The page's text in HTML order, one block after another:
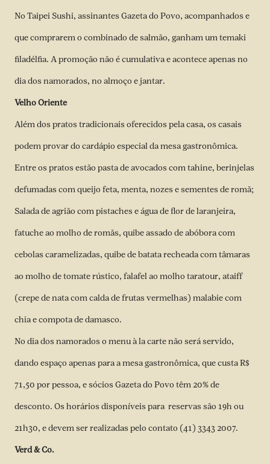
No Taipei Sushi, assinantes Gazeta do Povo, acompanhados e
que comprarem o combinado de salmão, ganham um temaki
filadélfia. A promoção não é cumulativa e acontece apenas no
dia dos namorados, no almoço e jantar.
Velho Oriente
Além dos pratos tradicionais oferecidos pela casa, os casais
podem provar do cardápio especial da mesa gastronômica.
Entre os pratos estão pasta de avocados com tahine, berinjelas
defumadas com queijo feta, menta, nozes e sementes de romã;
Salada de agrião com pistaches e água de flor de laranjeira,
fatuche ao molho de romãs, quibe assado de abóbora com
cebolas caramelizadas, quibe de batata recheada com tâmaras
ao molho de tomate rústico, falafel ao molho taratour, ataiff
(crepe de nata com calda de frutas vermelhas) malabie com
chia e compota de damasco.
No dia dos namorados o menu à la carte não será servido,
dando espaço apenas para a mesa gastronômica, que custa R$
71,50 por pessoa, e sócios Gazeta do Povo têm 20% de
desconto. Os horários disponíveis para reservas são 19h ou
21h30, e devem ser realizadas pelo contato (41) 3343 2007.
Verd & Co.